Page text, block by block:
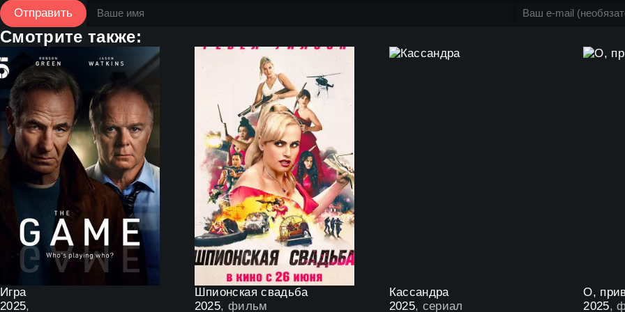
Отправить
Смотрите также:
Игра
2025,
Шпионская свадьба
2025, фильм
Кассандра
2025, сериал
О,
2025,